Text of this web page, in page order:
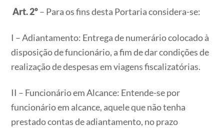
Art. 2º– Para os fins desta Portaria considera-se:
I – Adiantamento: Entrega de numerário colocado à
disposição de funcionário, a fim de dar condições de
realização de despesas em viagens fiscalizatórias.
II – Funcionário em Alcance: Entende-se por
funcionário em alcance, aquele que não tenha
prestado contas de adiantamento, no prazo